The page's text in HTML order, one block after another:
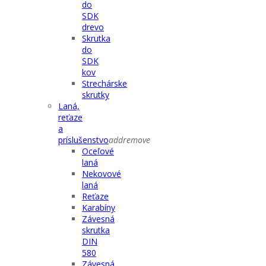
do
SDK
drevo
Skrutka
do
SDK
kov
Strechárske
skrutky
Laná,
reťaze
a
príslušenstvoaddremove
Oceľové
laná
Nekovové
laná
Reťaze
Karabíny
Závesná
skrutka
DIN
580